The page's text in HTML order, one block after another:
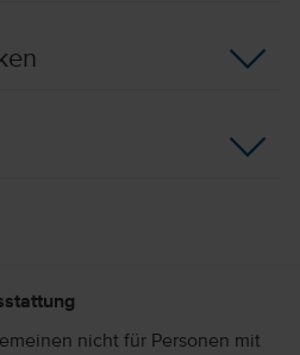
nicht für Personen mit